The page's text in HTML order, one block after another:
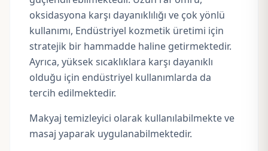
oksidasyona karşı dayanıklılığı ve çok yönlü
kullanımı, Endüstriyel kozmetik üretimi için
stratejik bir hammadde haline getirmektedir.
Ayrıca, yüksek sıcaklıklara karşı dayanıklı
olduğu için endüstriyel kullanımlarda da
tercih edilmektedir.
Makyaj temizleyici olarak kullanılabilmekte ve
masaj yaparak uygulanabilmektedir.